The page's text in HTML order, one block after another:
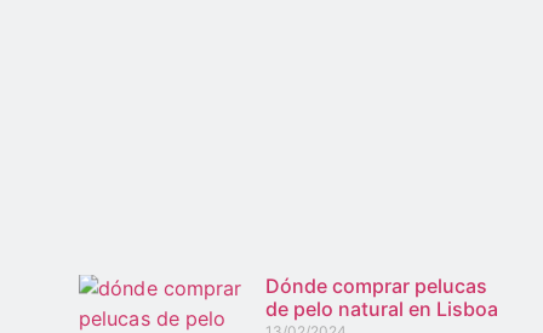
Dónde comprar pelucas
de pelo natural en Lisboa